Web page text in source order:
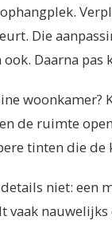
Die
Daarna pas
de ruimte
tinten die de
details niet: een
vaak